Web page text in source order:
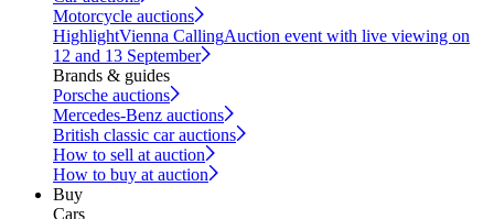
Motorcycle auctions
HighlightVienna CallingAuction event with live viewing on
12 and 13 September
Brands & guides
Porsche auctions
Mercedes-Benz auctions
British classic car auctions
How to sell at auction
How to buy at auction
Buy
Cars